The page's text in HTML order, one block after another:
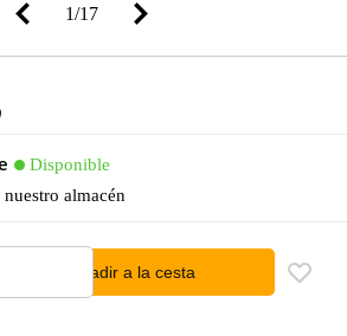
1/17
Disponible
almacén
añadir a la cesta